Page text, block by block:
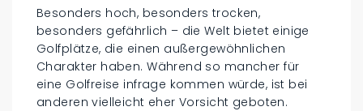
Besonders hoch, besonders trocken,
besonders gefährlich – die Welt bietet einige
Golfplätze, die einen außergewöhnlichen
Charakter haben. Während so mancher für
eine Golfreise infrage kommen würde, ist bei
anderen vielleicht eher Vorsicht geboten.